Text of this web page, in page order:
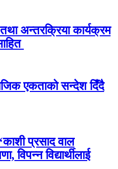
अन्तरक्रिया कार्यक्रम
एकताको सन्देश दिँदै
प्रसाद वाल
विपन्न विद्यार्थीलाई